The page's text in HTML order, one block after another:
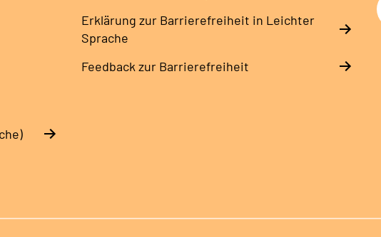
Erklärung zur Barrierefreiheit in Leichter
Sprache
Feedback zur Barrierefreiheit